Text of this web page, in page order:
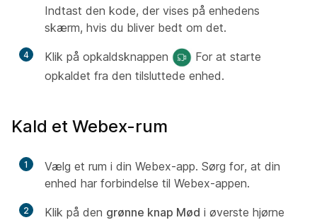
Indtast den kode, der vises på enhedens
skærm, hvis du bliver bedt om det.
4 Klik på opkaldsknappen
For at starte
opkaldet fra den tilsluttede enhed.
Kald et Webex-rum
1
Vælg et rum i din Webex-app. Sørg for, at din
enhed har forbindelse til Webex-appen.
2 Klik på den grønne knap Mød i øverste hjørne